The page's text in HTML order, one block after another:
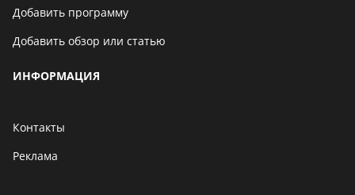
Добавить программу
Добавить обзор или статью
ИНФОРМАЦИЯ
Контакты
Реклама